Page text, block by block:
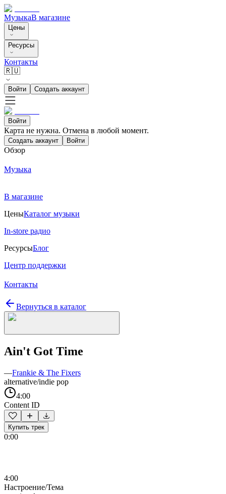
МузыкаВ магазине
Цены
Ресурсы
Контакты
🇷🇺
Войти Создать аккаунт
Войти
Карта не нужна. Отмена в любой момент.
Создать аккаунт Войти
Обзор
Музыка
В магазине
ЦеныКаталог музыки
In-store радио
РесурсыБлог
Центр поддержки
Контакты
Вернуться в каталог
Ain't Got Time
—Frankie & The Fixers
alternative/indie pop
4:00
Content ID
Купить трек
0:00
4:00
Настроение/Тема